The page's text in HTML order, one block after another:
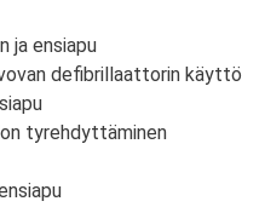
ja ensiapu
defibrillaattorin käyttö
tyrehdyttäminen